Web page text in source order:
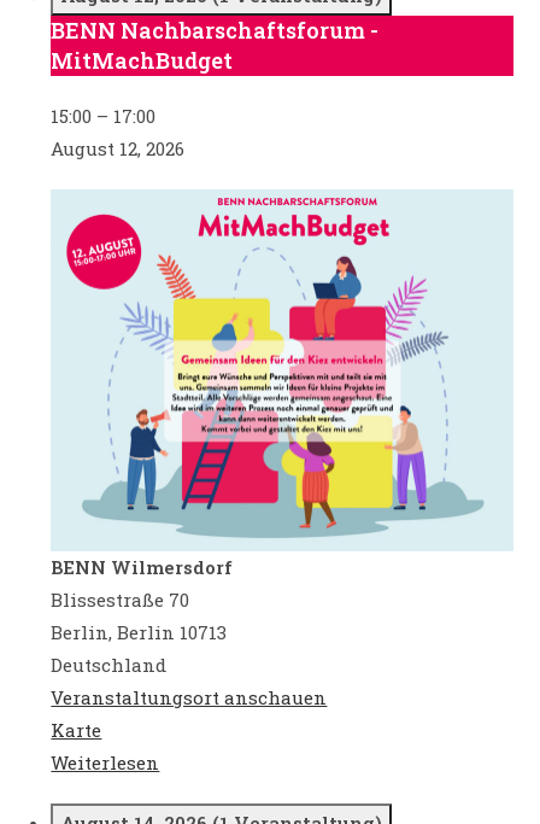
BENN
Nachbarschaftsforum
MitMachBudget
BENN Nachbarschaftsforum -
MitMachBudget
15:00 – 17:00
August 12, 2026
BENN Wilmersdorf
Blissestraße 70
Berlin,Berlin 10713
Deutschland
Veranstaltungsort anschauen
KarteBENN
Wilmersdorf
Weiterlesen